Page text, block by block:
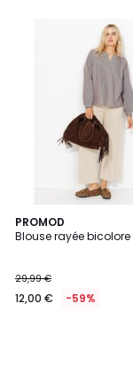
PROMOD
Blouse rayée bicolore
29,99 €
12,00 € -59%